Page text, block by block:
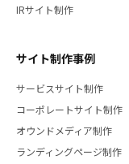
IRサイト制作
サイト制作事例
サービスサイト制作
コーポレートサイト制作
オウンドメディア制作
ランディングページ制作